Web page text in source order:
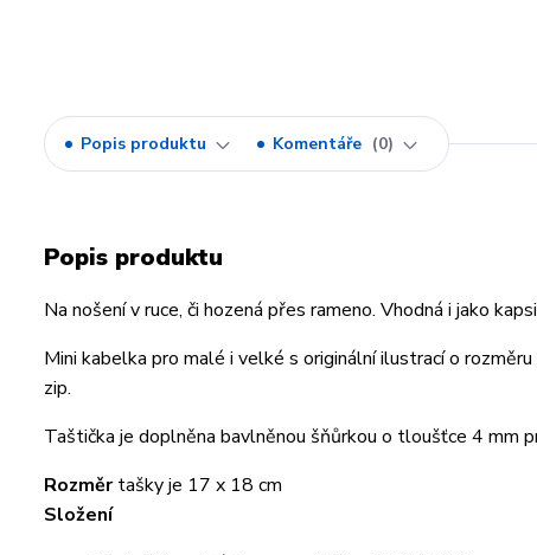
Popis produktu Komentáře 0
Popis produktu
Na nošení v ruce, či hozená přes rameno. Vhodná i jako
Mini kabelka pro malé i velké s originální ilustrací o
zip.
Taštička je doplněna bavlněnou šňůrkou o tloušťce 4 mm
Rozměrtašky je 17 x 18 cm
Složení